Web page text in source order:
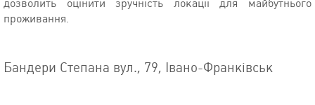
дозволить оцінити зручність локації для майбутнього
проживання.
Бандери Степана вул., 79, Івано-Франківськ